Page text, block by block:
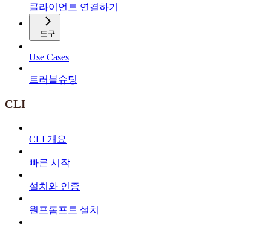
클라이언트 연결하기
도구
Use Cases
트러블슈팅
CLI
CLI 개요
빠른 시작
설치와 인증
원프롬프트 설치